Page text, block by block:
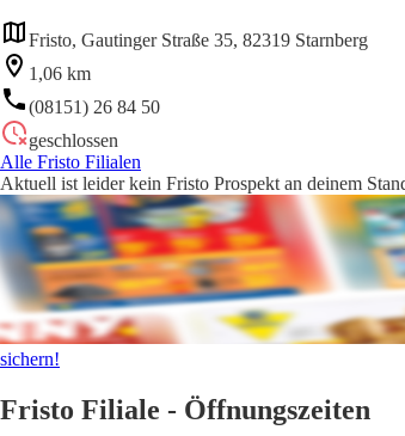
Fristo, Gautinger Straße 35, 82319 Starnberg
1,06 km
(08151) 26 84 50
geschlossen
Alle Fristo Filialen
Aktuell ist leider kein Fristo Prospekt an deinem
sichern!
Fristo Filiale - Öffnungszeiten